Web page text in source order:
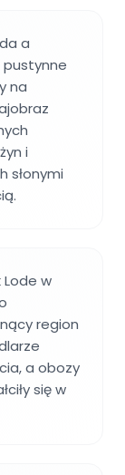
a
na
i
słonymi
w
region
a obozy
się w